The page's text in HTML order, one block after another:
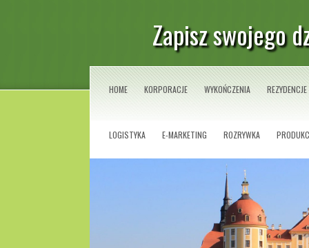
Zapisz swojego
HOME KORPORACJE WYKOŃCZENIA REZYDENCJE
LOGISTYKA E-MARKETING ROZRYWKA